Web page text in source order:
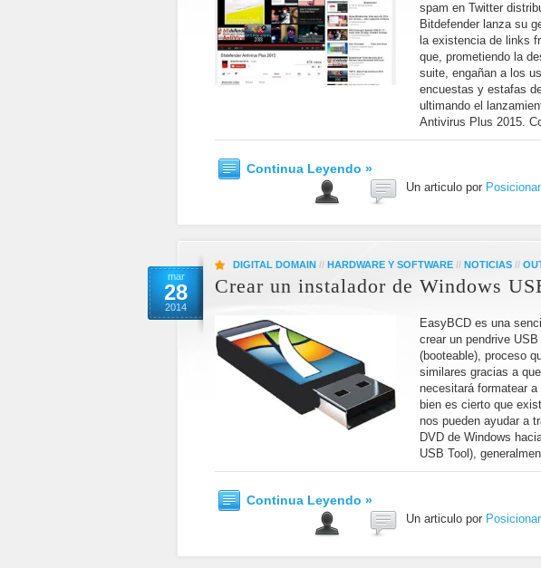
spam en Twitter
Bitdefender lanza su
la existencia de links
que, prometiendo la
suite, engañan a los
encuestas y estafas
ultimando el
Antivirus Plus 2015.
Continua Leyendo »
Un articulo por
mar
28
2014
DIGITAL DOMAIN // HARDWARE Y SOFTWARE // NOTICIAS //
Crear un instalador de Windows
EasyBCD es una
crear un pendrive
(booteable), proceso
similares gracias a
necesitará formatear
bien es cierto que
nos pueden ayudar a
DVD de Windows
USB Tool),
Continua Leyendo »
Un articulo por